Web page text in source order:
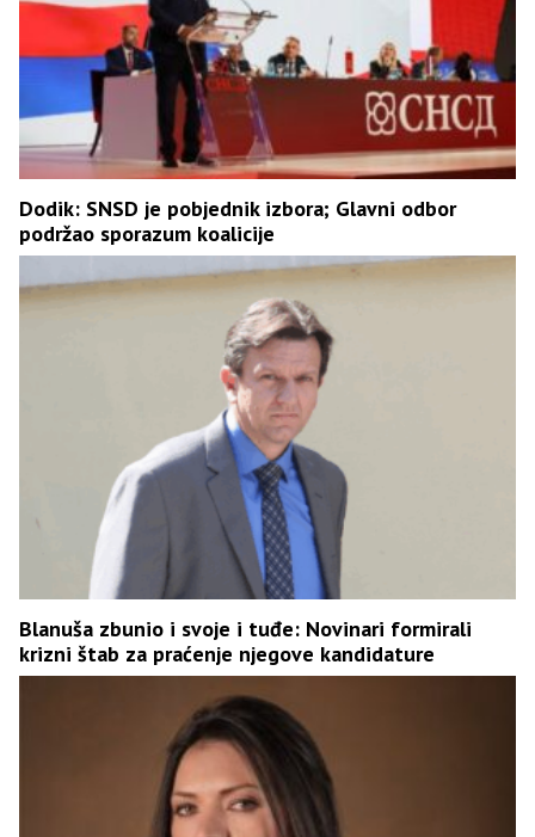
Dodik: SNSD je pobjednik izbora; Glavni odbor
podržao sporazum koalicije
Blanuša zbunio i svoje i tuđe: Novinari formirali
krizni štab za praćenje njegove kandidature